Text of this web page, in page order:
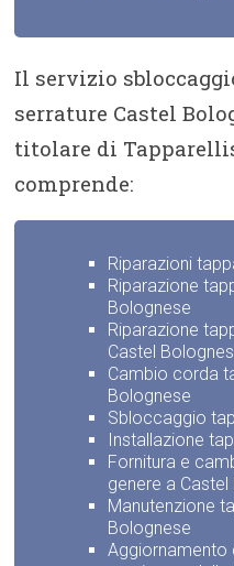
Il servizio
serrature Castel
titolare di
comprende:
Riparazioni
Riparazione
Bolognese
Riparazione
Castel
Cambio corda
Bolognese
Sbloccaggio
Installazione
Fornitura e
genere a
Manutenzione
Bolognese
Aggiornamento